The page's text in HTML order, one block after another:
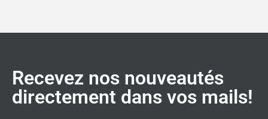
Recevez nos nouveautés
directement dans vos mails!